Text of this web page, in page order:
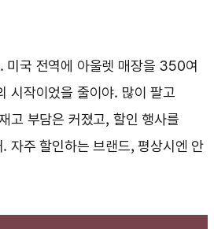
미국 전역에 아울렛 매장을 350여
시작이었을 줄이야. 많이 팔고
고 부담은 커졌고, 할인 행사를
자주 할인하는 브랜드, 평상시엔 안